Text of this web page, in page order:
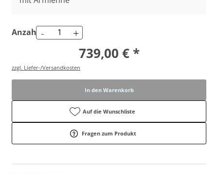
Anzahl - +
739,00 € *
zzgl. Liefer-/Versandkosten
In den Warenkorb
Auf die Wunschliste
Fragen zum Produkt